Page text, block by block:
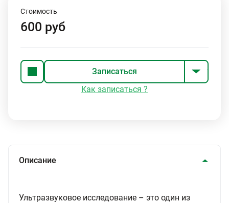
Стоимость
600 руб
Записаться
Как записаться ?
Описание
Ультразвуковое исследование – это один из